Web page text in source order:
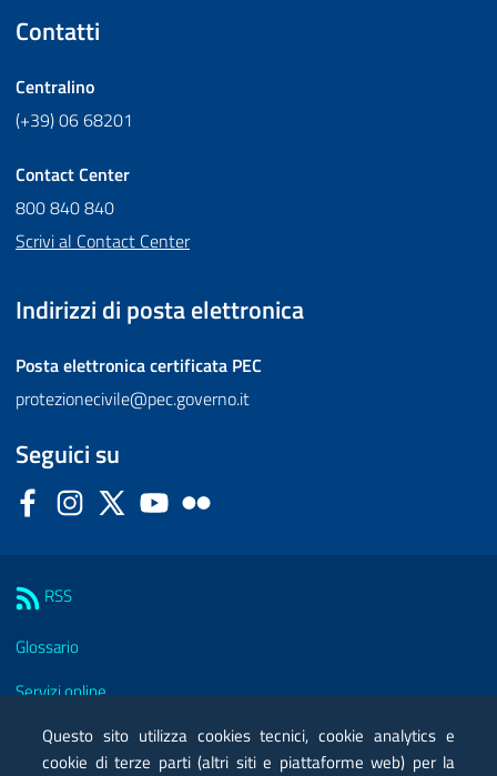
Contatti
Centralino
(+39) 06 68201
Contact Center
800 840 840
Scrivi al Contact Center
Indirizzi di posta elettronica
Posta elettronica certificata PEC
protezionecivile@pec.governo.it
Seguici su
FacebookInstagram
Twitter YouTube
RSS
Glossario
Servizi online
Moduli
Questo sito utilizza cookies tecnici, cookie analytics e
cookie di terze parti (altri siti e piattaforme web) per la